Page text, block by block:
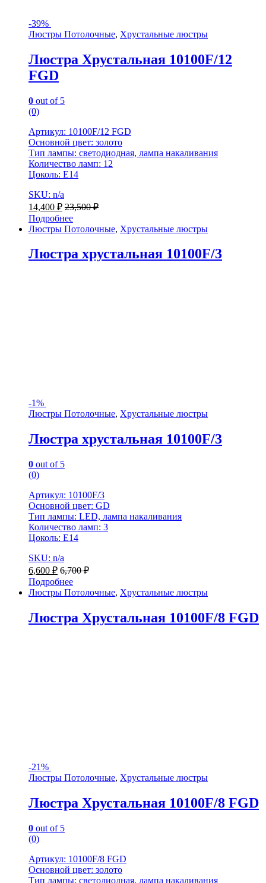
-39%
Люстры Потолочные, Хрустальные люстры
Люстра Хрустальная 10100F/12
FGD
0 out of 5
(0)
Артикул: 10100F/12 FGD
Основной цвет: золото
Тип лампы: светодиодная, лампа накаливания
Количество ламп: 12
Цоколь: Е14
SKU: n/a
14,400 ₽ 23,500₽
Подробнее
Люстры Потолочные, Хрустальные люстры
Люстра хрустальная 10100F/3
-1%
Люстры Потолочные, Хрустальные люстры
Люстра хрустальная 10100F/3
0 out of 5
(0)
Артикул: 10100F/3
Основной цвет: GD
Тип лампы: LED, лампа накаливания
Количество ламп: 3
Цоколь: Е14
SKU: n/a
6,600 ₽ 6,700₽
Подробнее
Люстры Потолочные, Хрустальные люстры
Люстра Хрустальная 10100F/8 FGD
-21%
Люстры Потолочные, Хрустальные люстры
Люстра Хрустальная 10100F/8 FGD
0 out of 5
(0)
Артикул: 10100F/8 FGD
Основной цвет: золото
Тип лампы: светодиодная, лампа накаливания